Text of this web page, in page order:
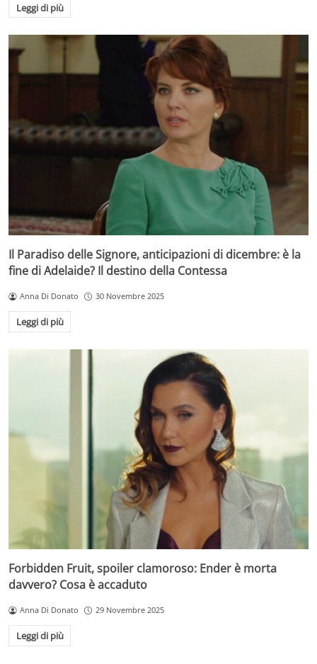
Leggi di più
Il Paradiso delle Signore, anticipazioni di dicembre: è la
fine di Adelaide? Il destino della Contessa
Anna Di Donato 30 Novembre 2025
Leggi di più
Forbidden Fruit, spoiler clamoroso: Ender è morta
davvero? Cosa è accaduto
Anna Di Donato 29 Novembre 2025
Leggi di più